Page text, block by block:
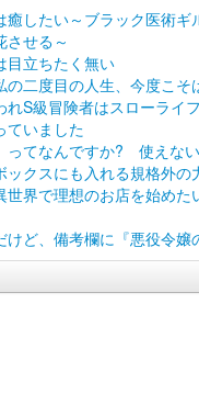
癒したい～ブラック医術
させる～
目立ちたく無い
の二度目の人生、今度こそ
れS級冒険者はスローラ
ていました
ってなんですか? 使えな
クスにも入れる規格外の
世界で理想のお店を始め
けど、備考欄に『悪役令